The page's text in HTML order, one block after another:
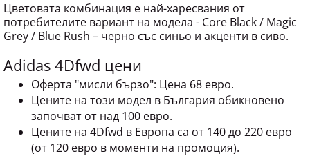
Цветовата комбинация е най-харесвания от
потребителите вариант на модела - Core Black / Magic
Grey / Blue Rush – черно със синьо и акценти в сиво.
Adidas 4Dfwd цени
Оферта "мисли бързо": Цена 68 евро.
Цените на този модел в България обикновено
започват от над 100 евро.
Цените на 4Dfwd в Европа са от 140 до 220 евро
(от 120 евро в моменти на промоция).